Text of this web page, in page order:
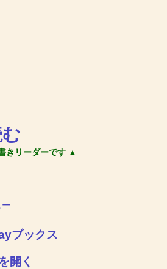
きリーダーです ▲
ー
ブックス
開く